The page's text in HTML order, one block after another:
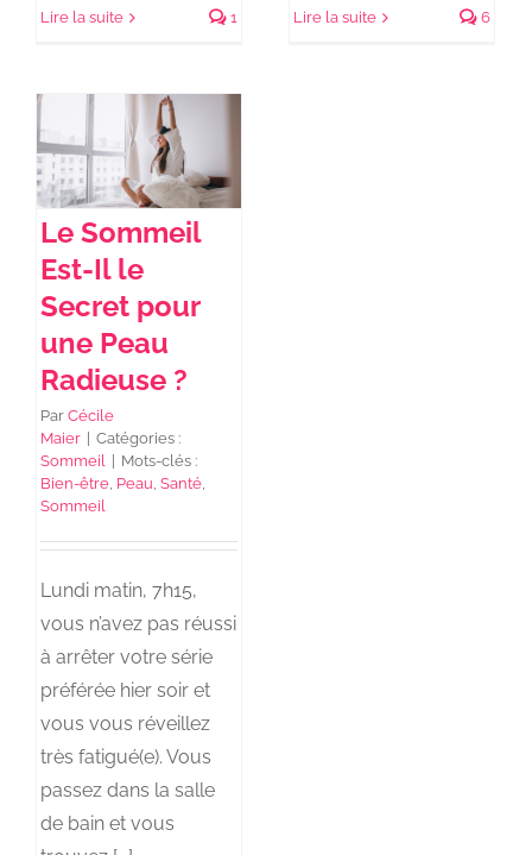
Lire la suite 1 Lire la suite 6
Le Sommeil
Est-Il le
Secret pour
une Peau
Radieuse ?
ParCécile
Maier
Catégories :
Sommeil
Mots-clés :
Bien-être Peau ,Santé
Sommeil
Lundi matin, 7h15,
vous n’avez pas réussi
à arrêter votre série
préférée hier soir et
vous vous réveillez
très fatigué(e). Vous
passez dans la salle
de bain et vous